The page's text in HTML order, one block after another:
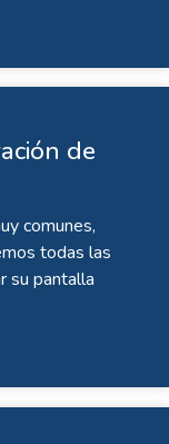
de
comunes,
todas las
su pantalla